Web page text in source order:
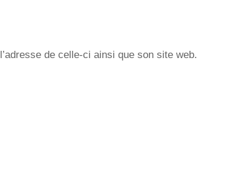
de celle-ci ainsi que son site web.